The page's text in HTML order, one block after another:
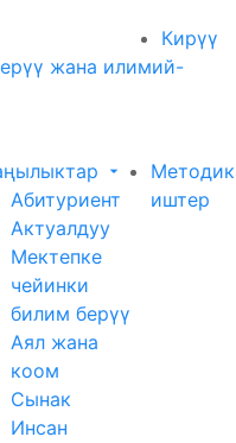
Кирүү
жана илимий-
Абитуриент
Актуалдуу
Мектепке
чейинки
билим берүү
Аял жана
коом
Сынак
Инсан
иштер